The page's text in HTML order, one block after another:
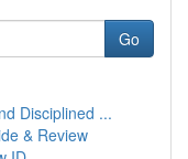
Go
Disciplined ...
& Review